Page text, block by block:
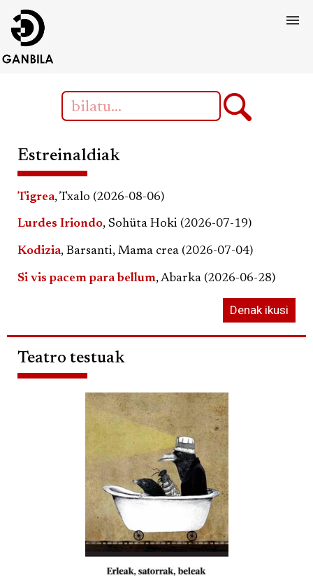
Estreinaldiak
Tigrea, Txalo (2026-08-06)
Lurdes Iriondo, Sohüta Hoki (2026-07-19)
Kodizia, Barsanti, Mama crea (2026-07-04)
Si vis pacem para bellum, Abarka (2026-06-28)
Denak ikusi
Teatro testuak